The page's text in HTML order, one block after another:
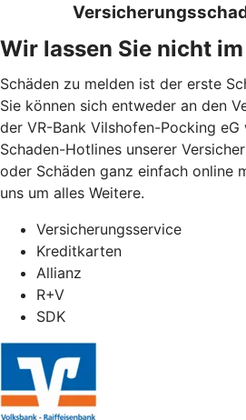
Wir lassen Sie nicht
Schäden zu melden ist der erste
Sie können sich entweder an den
der VR-Bank Vilshofen-Pocking
Schaden-Hotlines unserer
oder Schäden ganz einfach online
uns um alles Weitere.
Versicherungsservice
Kreditkarten
Allianz
R+V
SDK